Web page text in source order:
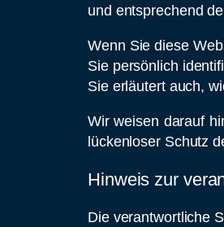
und entsprechend
Wenn Sie diese
Sie persönlich
Sie erläutert auch,
Wir weisen darauf
lückenloser Schutz
Hinweis zur
Die verantwortliche